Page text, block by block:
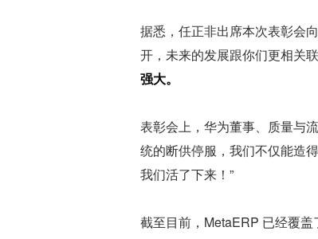
据悉，任正非出席本次表彰会
开，未来的发展跟你们更相关联”
强大。
表彰会上，华为董事、质量与
统的断供停服，我们不仅能造
我们活了下来！”
截至目前，MetaERP 已经覆